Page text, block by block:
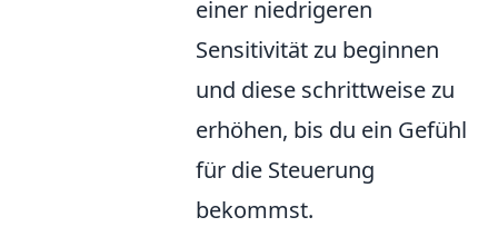
einer niedrigeren
Sensitivität zu beginnen
und diese schrittweise zu
erhöhen, bis du ein Gefühl
für die Steuerung
bekommst.